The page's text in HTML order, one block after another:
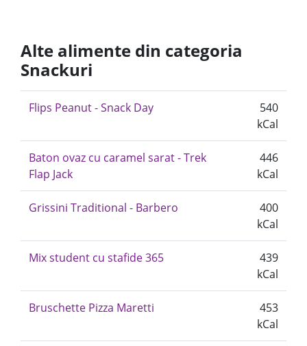
Alte alimente din categoria
Snackuri
Flips Peanut - Snack Day
540
kCal
Baton ovaz cu caramel sarat - Trek
Flap Jack
446
kCal
Grissini Traditional - Barbero
400
kCal
Mix student cu stafide 365
439
kCal
Bruschette Pizza Maretti
453
kCal